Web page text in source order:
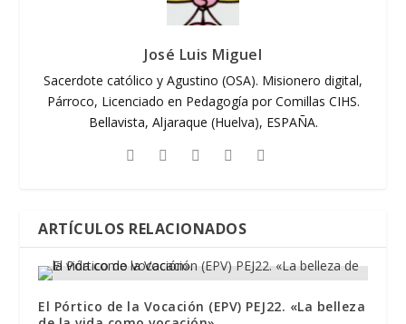
José Luis Miguel
Sacerdote católico y Agustino (OSA). Misionero digital,
Párroco, Licenciado en Pedagogía por Comillas CIHS.
Bellavista, Aljaraque (Huelva), ESPAÑA.
ARTÍCULOS RELACIONADOS
El Pórtico de la Vocación (EPV) PEJ22. «La belleza